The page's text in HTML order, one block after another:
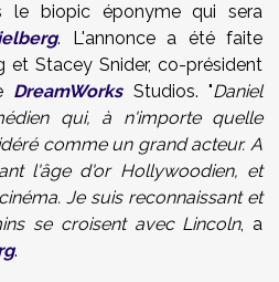
le biopic éponyme qui sera
. L'annonce a été faite
et Stacey Snider, co-président
DreamWorksStudios. "Daniel
qui, à n'importe quelle
comme un grand acteur. A
l'âge d'or Hollywoodien, et
Je suis reconnaissant et
se croisent avec Lincoln, a
.